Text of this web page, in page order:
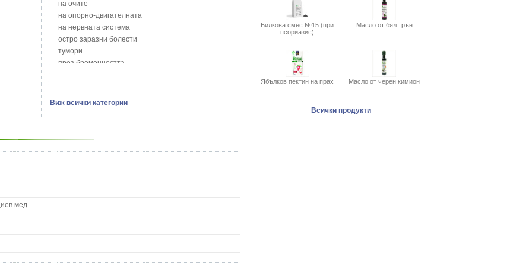
Борови връхчета - Pinus sylvestris
Босилек - Ocimum Basillicum
Брей - Tamus Communis
Брош - Rubia tinctorum L.
Бръшлян - Hedera helix L.
Бял имел - Viscum album L.
Бял оман - Inula Helenium L.
Бяла върба - Salix Аlba
Вратига - Tanacetrum Vulgare
на очите
на опорно-двигателната
на нервната система
остро заразни болести
тумори
през бременността
сексуални проблеми
на половите органи
Виж всички категории
мед
Билкова смес №15 (при
псориазис)
Масло от бял трън
Ябълков пектин на прах Масло от черен кимион
Всички продукти